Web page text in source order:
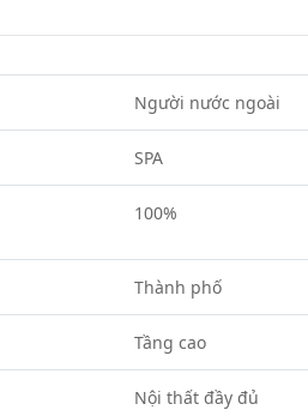
Người nước ngoài
SPA
100%
Thành phố
Tầng cao
Nội thất đầy đủ